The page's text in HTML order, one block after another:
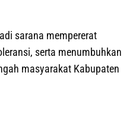
sarana mempererat
serta menumbuhkan
masyarakat Kabupaten